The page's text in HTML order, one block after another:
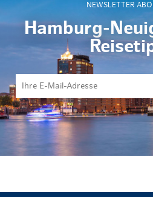
NEWSLETTER
Hamburg-